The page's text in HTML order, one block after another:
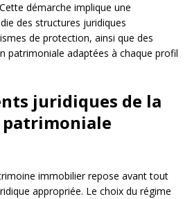
démarche implique une
des structures juridiques
de protection, ainsi que des
patrimoniale adaptées à chaque profil
juridiques de la
immobilier repose avant tout
appropriée. Le choix du régime